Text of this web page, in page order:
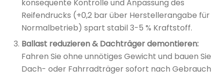
konsequente Kontrolle und Anpassung des
Reifendrucks (+0,2 bar über Herstellerangabe für
Normalbetrieb) spart stabil 3-5 % Kraftstoff.
Ballast reduzieren & Dachträger demontieren:
Fahren Sie ohne unnötiges Gewicht und bauen Sie
Dach- oder Fahrradträger sofort nach Gebrauch